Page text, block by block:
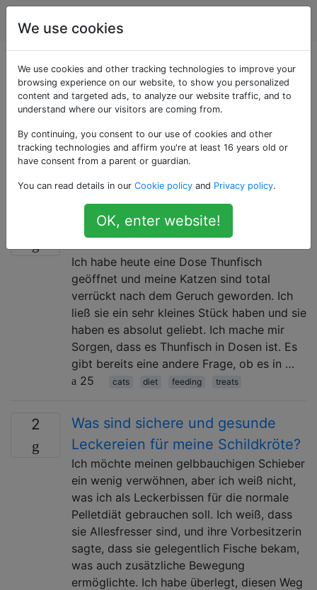
Haustiere
Als «treats» getaggte
Fragen
Eine Belohnung, im Allgemeinen ein Snack, der einem
Haustier gegeben wird; wird verwendet, um die
trainieren.
Darf ich meine Katzen mit
Thunfisch in Dosen füttern?
Ich habe heute eine Dose Thunfisch
geöffnet und meine Katzen sind total
verrückt nach dem Geruch geworden. Ich
ließ sie ein sehr kleines Stück haben und sie
haben es absolut geliebt. Ich mache mir
Sorgen, dass es Thunfisch in Dosen ist. Es
gibt bereits eine andere Frage, ob es in …
25
cats diet feeding treats
2
Was sind sichere und gesunde
Leckereien für meine Schildkröte?
Ich möchte meinen gelbbauchigen Schieber
ein wenig verwöhnen, aber ich weiß nicht,
was ich als Leckerbissen für die normale
Pelletdiät gebrauchen soll. Ich weiß, dass
sie Allesfresser sind, und ihre Vorbesitzerin
sagte, dass sie gelegentlich Fische bekam,
was auch zusätzliche Bewegung
ermöglichte. Ich habe überlegt, diesen Weg
We use cookies
We use cookies and other tracking technologies to improve your
browsing experience on our website, to show you personalized
content and targeted ads, to analyze our website traffic, and to
understand where our visitors are coming from.
By continuing, you consent to our use of cookies and other
tracking technologies and affirm you're at least 16 years old or
have consent from a parent or guardian.
You can read details in our Cookie policy and Privacy policy.
OK, enter website!